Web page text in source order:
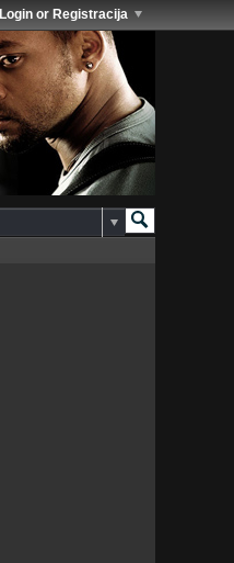
Login or Registracija